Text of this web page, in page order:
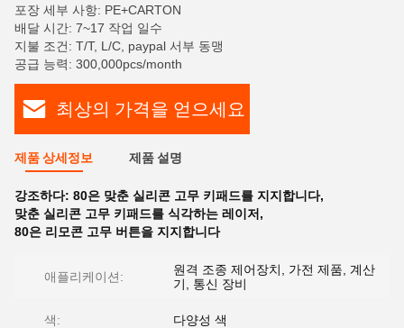
포장 세부 사항: PE+CARTON
배달 시간: 7~17 작업 일수
지불 조건: T/T, L/C, paypal 서부 동맹
공급 능력: 300,000pcs/month
최상의 가격을 얻으세요
제품 상세정보 제품 설명
강조하다: 80은 맞춘 실리콘 고무 키패드를 지지합니다,
맞춘 실리콘 고무 키패드를 식각하는 레이저 ,
80은 리모콘 고무 버튼을 지지합니다
애플리케이션:
원격 조종 제어장치, 가전 제품, 계산
기, 통신 장비
색: 다양성 색